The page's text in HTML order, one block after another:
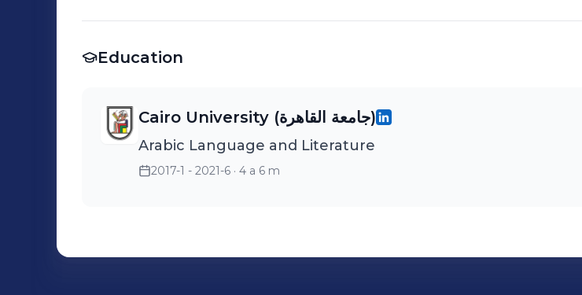
Education
Cairo University (جامعة القاهرة)
Arabic Language and Literature
2017-1 - 2021-6 · 4 a 6 m